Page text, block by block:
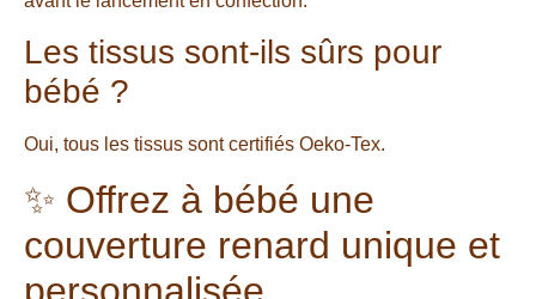
Les tissus sont-ils sûrs pour
bébé ?
Oui, tous les tissus sont certifiés Oeko-Tex.
✨ Offrez à bébé une
couverture renard unique et
personnalisée